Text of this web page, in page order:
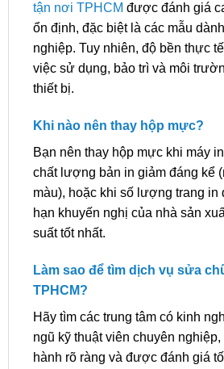
tận nơi TPHCM được đánh giá
ổn định, đặc biệt là các mẫu
nghiệp. Tuy nhiên, độ bền thực
việc sử dụng, bảo trì và môi
thiết bị.
Khi nào nên thay hộp mực?
Bạn nên thay hộp mực khi máy
chất lượng bản in giảm đáng kể
màu), hoặc khi số lượng trang in
hạn khuyến nghị của nhà sản
suất tốt nhất.
Làm sao để tìm dịch vụ sửa
TPHCM?
Hãy tìm các trung tâm có kinh
ngũ kỹ thuật viên chuyên
hành rõ ràng và được đánh giá